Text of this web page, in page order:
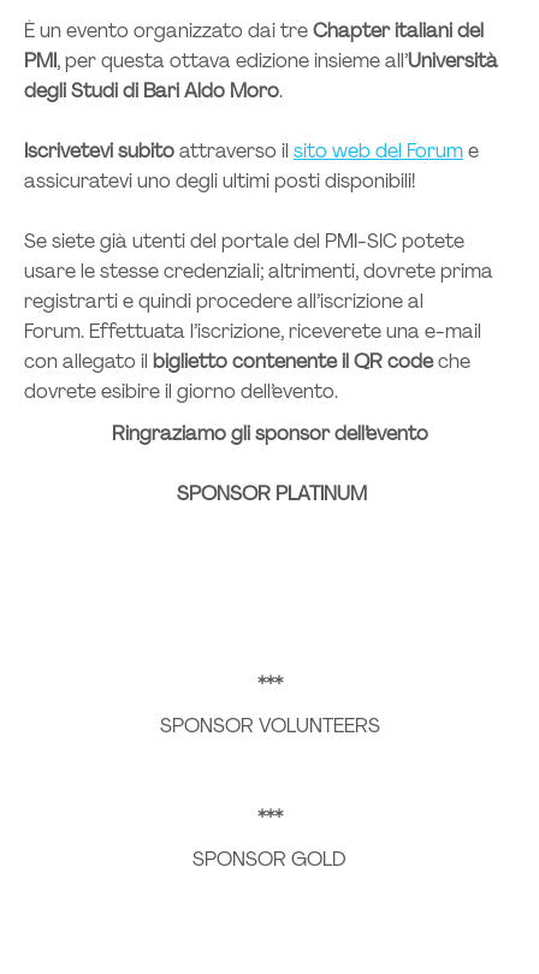
È un evento organizzato dai tre Chapter italiani del
PMI , per questa ottava edizione insieme all’Università
degli Studi di Bari Aldo Moro.
Iscrivetevi subito attraverso il sito web del Forum e
assicuratevi uno degli ultimi posti disponibili!
Se siete già utenti del portale del PMI-SIC potete
usare le stesse credenziali; altrimenti, dovrete prima
registrarti e quindi procedere all’iscrizione al
Forum. Effettuata l’iscrizione, riceverete una e-mail
con allegato il
biglietto contenente il QR codeche
dovrete esibire il giorno dell’evento.
Ringraziamo gli sponsor dell’evento
SPONSOR PLATINUM
***
SPONSOR VOLUNTEERS
***
SPONSOR GOLD